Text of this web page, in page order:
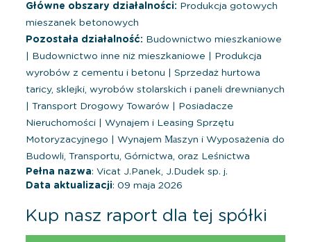
Główne obszary działalności: Produkcja gotowych
mieszanek betonowych
Pozostała działalność: Budownictwo mieszkaniowe
Budownictwo inne niż mieszkaniowe
Produkcja
wyrobów z cementu i betonu
Sprzedaż hurtowa
taricy, sklejki, wyrobów stolarskich i paneli drewnianych
Transport Drogowy Towarów
Posiadacze
Nieruchomości
Wynajem i Leasing Sprzętu
Motoryzacyjnego
Wynajem Маszyn i Wyposażenia do
Budowli, Transportu, Górnictwa, oraz Leśnictwa
Pełna nazwa: Vicat J.Panek, J.Dudek sp. j.
Data aktualizacji: 09 maja 2026
Kup nasz raport dla tej spółki